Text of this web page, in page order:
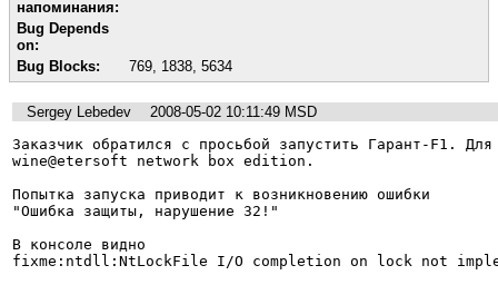
напоминания:
Bug Depends
on:
Bug Blocks:
769 1838 5634
Sergey Lebedev
2008-05-02 10:11:49 MSD
Заказчик обратился с просьбой запустить Гарант-F1.
wine@etersoft network box edition.
Попытка запуска приводит к возникновению ошибки
"Ошибка защиты, нарушение 32!"
В консоле видно
fixme:ntdll:NtLockFile I/O completion on lock not